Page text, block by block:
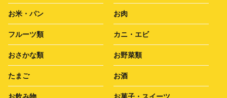
お米・パン お肉
フルーツ類 カニ・エビ
おさかな類 お野菜類
たまご お酒